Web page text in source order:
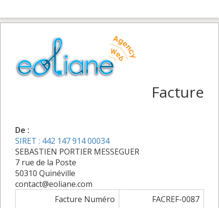
Facture
De :
SIRET : 442 147 914 00034
SEBASTIEN PORTIER MESSEGUER
7 rue de la Poste
50310 Quinéville
contact@eoliane.com
Facture Numéro
FACREF-0087